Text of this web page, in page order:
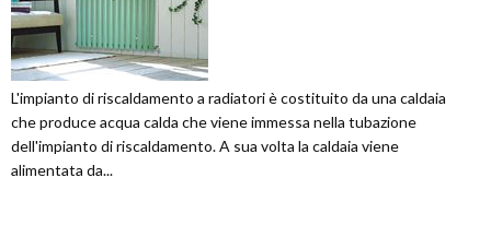
L'impianto di riscaldamento a radiatori è costituito da una caldaia
che produce acqua calda che viene immessa nella tubazione
dell'impianto di riscaldamento. A sua volta la caldaia viene
alimentata da...